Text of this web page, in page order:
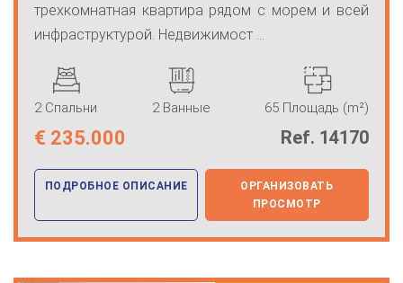
трехкомнатная квартира рядом с морем и всей
инфраструктурой. Недвижимост ...
2 Спальни 2 Ванные 65 Площадь (m²)
€ 235.000 Ref. 14170
ПОДРОБНОЕ ОПИСАНИЕ
ОРГАНИЗОВАТЬ
ПРОСМОТР